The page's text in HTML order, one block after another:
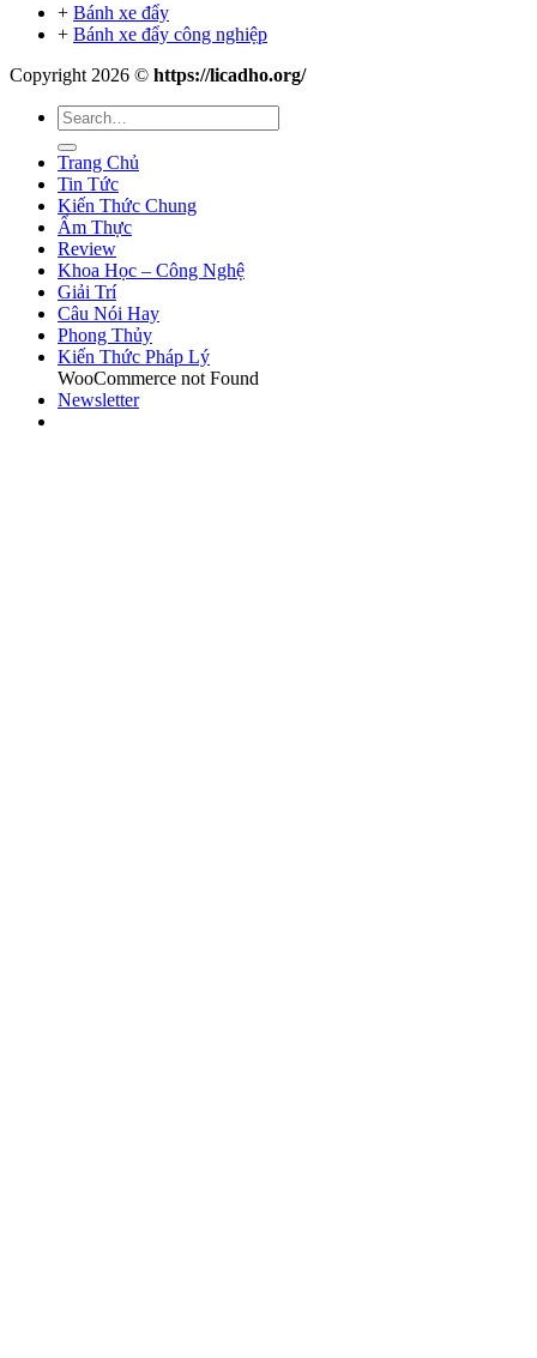
+ Bánh xe đẩy
+ Bánh xe đẩy công nghiệp
Copyright 2026 © https://licadho.org/
Trang Chủ
Tin Tức
Kiến Thức Chung
Ẩm Thực
Review
Khoa Học – Công Nghệ
Giải Trí
Câu Nói Hay
Phong Thủy
Kiến Thức Pháp Lý
WooCommerce not Found
Newsletter